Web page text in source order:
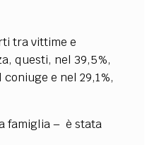
tra vittime e
questi, nel 39,5%,
e nel 29,1%,
famiglia – è stata